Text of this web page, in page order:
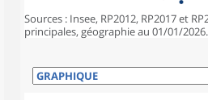
Sources : Insee, RP2012, RP2017 et
principales, géographie au 01/01/2026.